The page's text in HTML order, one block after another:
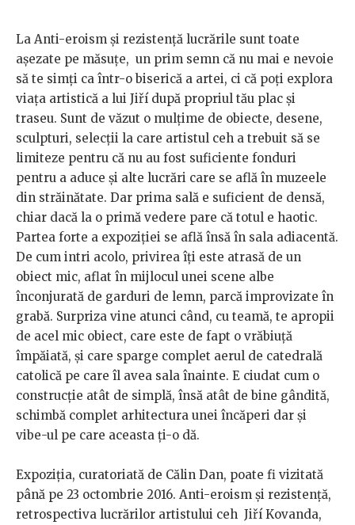
La Anti-eroism și rezistență lucrările sunt toate
așezate pe măsuțe, un prim semn că nu mai e nevoie
să te simți ca într-o biserică a artei, ci că poți explora
viața artistică a lui Jiří după propriul tău plac și
traseu. Sunt de văzut o mulțime de obiecte, desene,
sculpturi, selecții la care artistul ceh a trebuit să se
limiteze pentru că nu au fost suficiente fonduri
pentru a aduce și alte lucrări care se află în muzeele
din străinătate. Dar prima sală e suficient de densă,
chiar dacă la o primă vedere pare că totul e haotic.
Partea forte a expoziției se află însă în sala adiacentă.
De cum intri acolo, privirea îți este atrasă de un
obiect mic, aflat în mijlocul unei scene albe
înconjurată de garduri de lemn, parcă improvizate în
grabă. Surpriza vine atunci când, cu teamă, te apropii
de acel mic obiect, care este de fapt o vrăbiuță
împăiată, și care sparge complet aerul de catedrală
catolică pe care îl avea sala înainte. E ciudat cum o
construcție atât de simplă, însă atât de bine gândită,
schimbă complet arhitectura unei încăperi dar și
vibe-ul pe care aceasta ți-o dă.
Expoziția, curatoriată de Călin Dan, poate fi vizitată
până pe 23 octombrie 2016. Anti-eroism și rezistență,
retrospectiva lucrărilor artistului ceh Jiří Kovanda,